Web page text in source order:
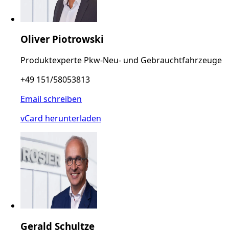
Oliver Piotrowski
Produktexperte Pkw-Neu- und Gebrauchtfahrzeuge
+49 151/58053813
Email schreiben
vCard herunterladen
Gerald Schultze